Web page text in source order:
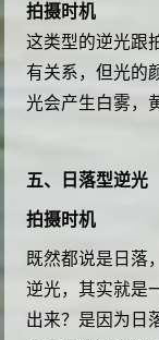
拍摄时机
这类型的逆光跟
有关系，但光的
光会产生白雾，
五、日落型逆光
拍摄时机
既然都说是日落
逆光，其实就是
出来？是因为日